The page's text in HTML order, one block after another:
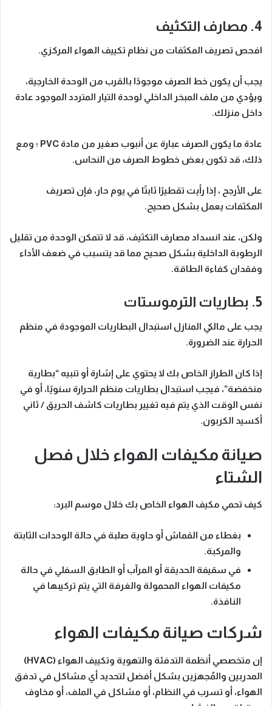
4. مصارف التكثيف
افحص تصريف المكثفات من نظام تكييف الهواء المركزي.
يجب أن يكون خط الصرف موجودًا بالقرب من الوحدة الخارجية،
ويؤدي من ملف المبخر الداخلي لوحدة التيار المتردد الموجود عادة
داخل منزلك.
عادة ما يكون الصرف عبارة عن أنبوب صغير من مادة PVC ؛ ومع
ذلك، قد تكون بعض خطوط الصرف من النحاس.
على الأرجح ، إذا رأيت تقطيرًا ثابتًا في يوم حار، فإن تصريف
المكثفات يعمل بشكل صحيح.
ولكن، عند انسداد مصارف التكثيف، قد لا تتمكن الوحدة من تقليل
الرطوبة الداخلية بشكل صحيح مما قد يتسبب في ضعف الأداء
وفقدان كفاءة الطاقة.
5. بطاريات الترموستات
يجب على مالكي المنازل استبدال البطاريات الموجودة في منظم
الحرارة عند الضرورة.
إذا كان الطراز الخاص بك لا يحتوي على إشارة أو تنبيه “بطارية
منخفضة”، فيجب استبدال بطاريات منظم الحرارة سنويًا، أو في
نفس الوقت الذي يتم فيه تغيير بطاريات كاشف الحريق / ثاني
أكسيد الكربون.
صيانة مكيفات الهواء خلال فصل
الشتاء
كيف تحمي مكيف الهواء الخاص بك خلال موسم البرد:
بغطاء من القماش أو حاوية صلبة في حالة الوحدات الثابتة
والمركبة.
في سقيفة الحديقة أو المرآب أو الطابق السفلي في حالة
مكيفات الهواء المحمولة والغرفة التي يتم تركيبها في
النافذة.
شركات صيانة مكيفات الهواء
إن متخصصي أنظمة التدفئة والتهوية وتكييف الهواء (HVAC)
المدربين والمُجهزين بشكل أفضل لتحديد أي مشاكل في تدفق
الهواء، أو تسرب في النظام، أو مشاكل في الملف، أو مخاوف